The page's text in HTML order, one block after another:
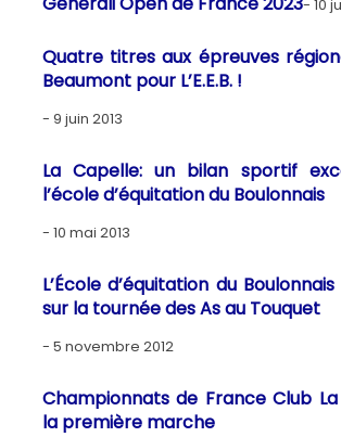
10
Quatre titres aux épreuves
Beaumont pour L’E.E.B. !
9 juin 2013
La Capelle: un bilan sportif
l’école d’équitation du Boulonnais
10 mai 2013
L’École d’équitation du
sur la tournée des As au Touquet
5 novembre 2012
Championnats de France Club
la première marche